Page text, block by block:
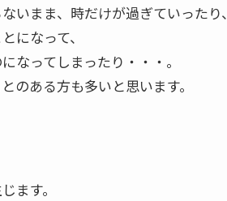
いまま、時だけが過ぎていったり、
になって、
なってしまったり・・・。
のある方も多いと思います。
ます。